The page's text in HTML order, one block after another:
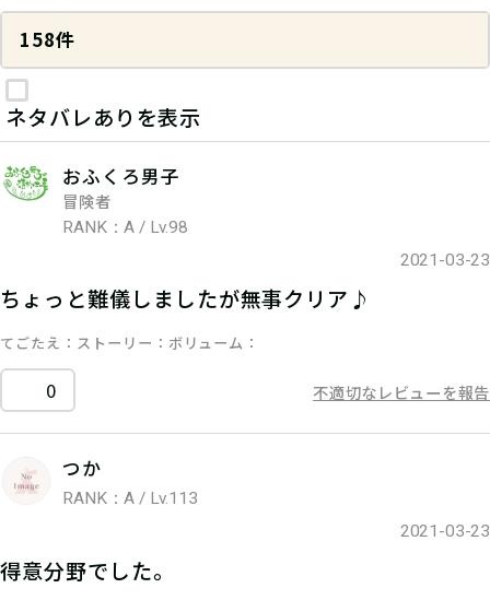
158件
ネタバレありを表示
おふくろ男子
冒険者
RANK：A / Lv.98
2021-03-23
ちょっと難儀しましたが無事クリア♪
てごたえ ストーリー ボリューム
0 不適切なレビューを報告
つか
RANK：A / Lv.113
2021-03-23
得意分野でした。